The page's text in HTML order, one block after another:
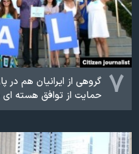
۷ گروهی از ایرانیان هم
حمایت از توافق هسته ای